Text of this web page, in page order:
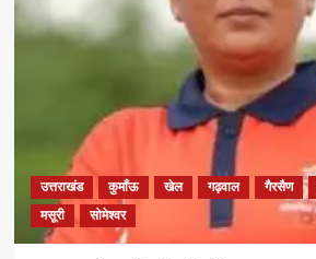
उत्तराखंड कुमाँऊ खेल गढ़वाल गैरसैण
मसूरी
सोमेश्वर